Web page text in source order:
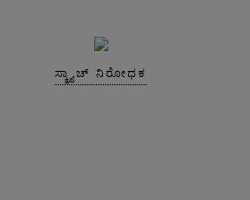
ಸ್ಕ್ರ್ಯಾಚ್ ನಿರೋಧಕ